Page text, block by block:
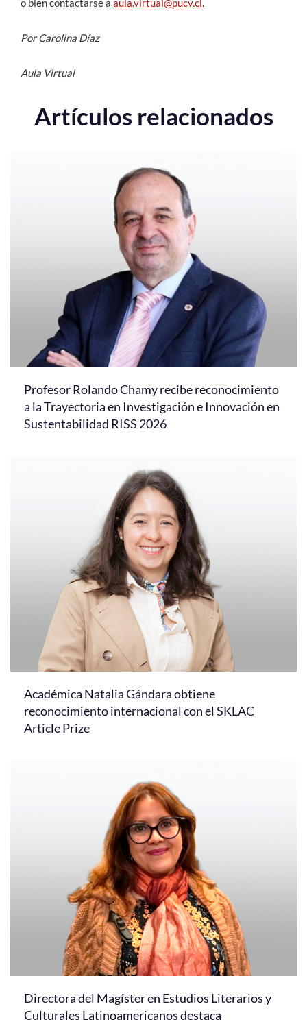
o bien contactarse a aula.virtual@pucv.cl .
Por Carolina Díaz
Aula Virtual
Artículos relacionados
Profesor Rolando Chamy recibe reconocimiento
a la Trayectoria en Investigación e Innovación en
Sustentabilidad RISS 2026
Académica Natalia Gándara obtiene
reconocimiento internacional con el SKLAC
Article Prize
Directora del Magíster en Estudios Literarios y
Culturales Latinoamericanos destaca